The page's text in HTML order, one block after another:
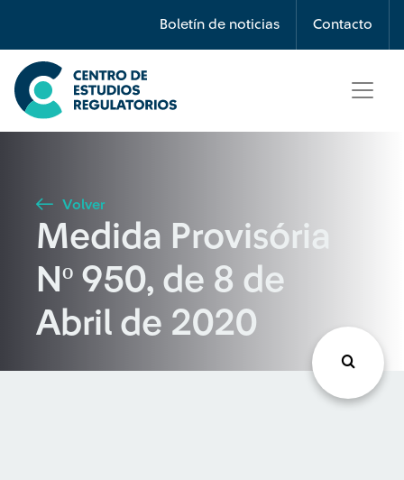
Boletín de noticias Contacto
Búsqueda
Seleccione país
Buscar
Volver
Medida Provisória
Nº 950, de 8 de
Abril de 2020